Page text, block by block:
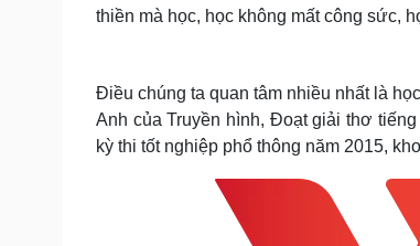
Ăn sạch sống khỏe
thiền mà học, học không mất công sức,
Điều chúng ta quan tâm nhiều nhất là
Anh của Truyền hình, Đoạt giải thơ
kỳ thi tốt nghiệp phổ thông năm 2015,